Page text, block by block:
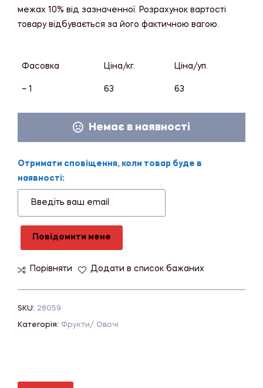
межах 10% від зазначенної. Розрахунок вартості
товару відбувається за його фактичною вагою.
Фасовка Ціна/кг. Ціна/уп.
~ 1 63 63
Немає в наявності
Отримати сповіщення, коли товар буде в
наявності:
Повідомити мене
Порівняти Додати в список бажаних
SKU: 28059
Категорія: Фрукти/ Овочі